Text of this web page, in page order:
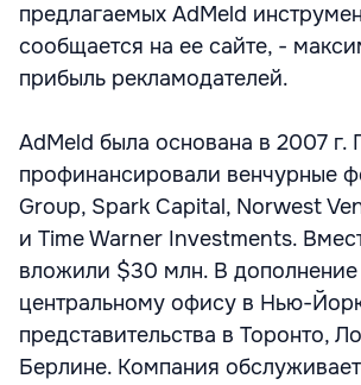
предлагаемых AdMeld
сообщается на ее сайте, -
прибыль рекламодателей.
AdMeld была основана в 2007 г.
профинансировали венчурные
Group, Spark Capital, Norwest
и Time Warner Investments.
вложили $30 млн. В дополнение
центральному офису в Нью-
представительства в Торонто,
Берлине. Компания